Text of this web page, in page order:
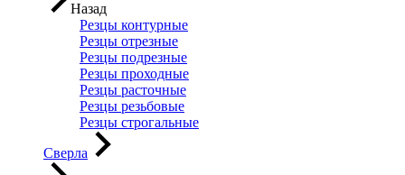
Назад
Резцы контурные
Резцы отрезные
Резцы подрезные
Резцы проходные
Резцы расточные
Резцы резьбовые
Резцы строгальные
Сверла